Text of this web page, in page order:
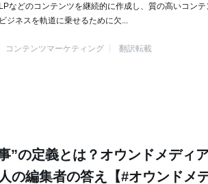
などのコンテンツを継続的に作成し、質の高いコンテ
ジネスを軌道に乗せるために欠...
コンテンツマーケティング
翻訳転載
”の定義とは？オウンドメディ
の編集者の答え【#オウンドメ